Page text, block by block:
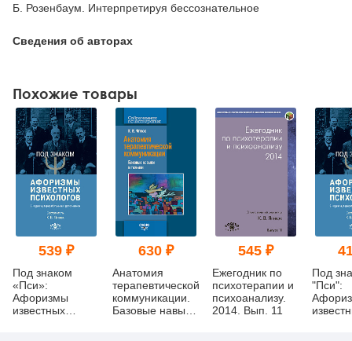
Б. Розенбаум. Интерпретируя бессознательное
Сведения об авторах
Похожие товары
539 ₽
Под знаком
«Пси»:
Афоризмы
известных
630 ₽
Анатомия
терапевтической
коммуникации.
Базовые навыки
545 ₽
Ежегодник по
психотерапии и
психоанализу.
2014. Вып. 11
Под
"Пси":